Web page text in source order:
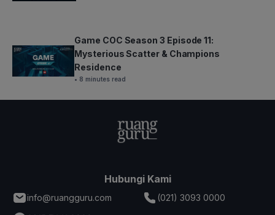
Game COC Season 3 Episode 11:
Mysterious Scatter & Champions
Residence
• 8 minutes read
Hubungi Kami
info@ruangguru.com
(021) 3093 0000